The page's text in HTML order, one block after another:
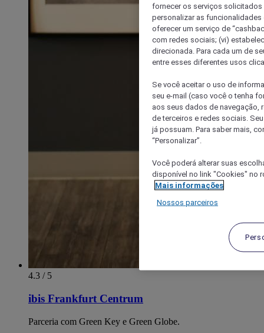
4.3 / 5
ibis Frankfurt Centrum
Parceria com Green Key e Green Globe.
fornecer os serviços solicitados
personalizar as
oferecer um serviço de
com redes sociais; (vi)
direcionada. Para cada um de
entre esses diferentes usos
Se você aceitar o uso de
seu e-mail (caso você o tenha
aos seus dados de navegação,
de terceiros e redes sociais.
já possuam. Para saber mais,
“Personalizar”.
Você poderá alterar suas
disponível no link "Cookies" no
Mais informações
Nossos parceiros